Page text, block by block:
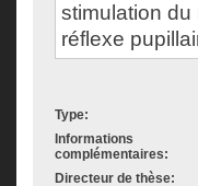
stimulation
réflexe
Type:
Informations
complémentaires:
Directeur de thèse: